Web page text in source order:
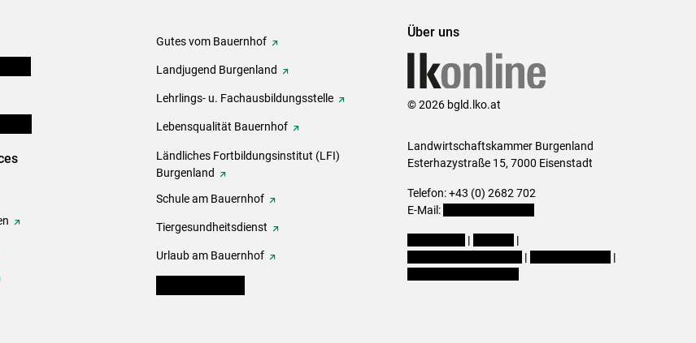
Gutes vom Bauernhof
Landjugend Burgenland
Lehrlings- u. Fachausbildungsstelle
Lebensqualität Bauernhof
Ländliches Fortbildungsinstitut (LFI)
Burgenland
Schule am Bauernhof
Tiergesundheitsdienst
Urlaub am Bauernhof
Über uns
© 2026 bgld.lko.at
Landwirtschaftskammer Burgenland
Esterhazystraße 15, 7000 Eisenstadt
Telefon: +43 (0) 2682 702
E-Mail:
|
|
|
|